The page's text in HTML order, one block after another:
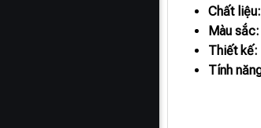
Chất liệu:
Màu sắc:
Thiết kế:
Tính